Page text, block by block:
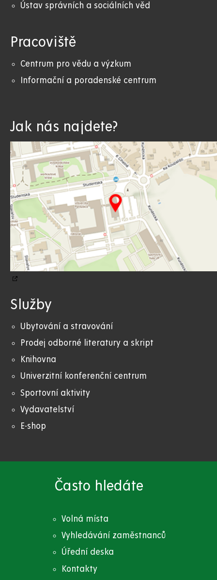
Ústav správních a sociálních věd
Pracoviště
Centrum pro vědu a výzkum
Informační a poradenské centrum
Jak nás najdete?
Služby
Ubytování a stravování
Prodej odborné literatury a skript
Knihovna
Univerzitní konferenční centrum
Sportovní aktivity
Vydavatelství
E-shop
Často hledáte
Volná místa
Vyhledávání zaměstnanců
Úřední deska
Kontakty